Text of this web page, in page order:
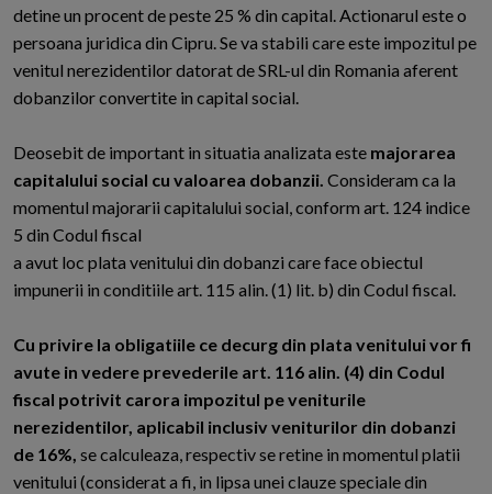
detine un procent de peste 25 % din capital. Actionarul este o
persoana juridica din Cipru. Se va stabili care este impozitul pe
venitul nerezidentilor datorat de SRL-ul din Romania aferent
dobanzilor convertite in capital social.
Deosebit de important in situatia analizata este majorarea
capitalului social cu valoarea dobanzii. Consideram ca la
momentul majorarii capitalului social, conform art. 124 indice
5 din Codul fiscal
a avut loc plata venitului din dobanzi care face obiectul
impunerii in conditiile art. 115 alin. (1) lit. b) din Codul fiscal.
Cu privire la obligatiile ce decurg din plata venitului vor fi
avute in vedere prevederile art. 116 alin. (4) din Codul
fiscal potrivit carora impozitul pe veniturile
nerezidentilor, aplicabil inclusiv veniturilor din dobanzi
de 16%, se calculeaza, respectiv se retine in momentul platii
venitului (considerat a fi, in lipsa unei clauze speciale din